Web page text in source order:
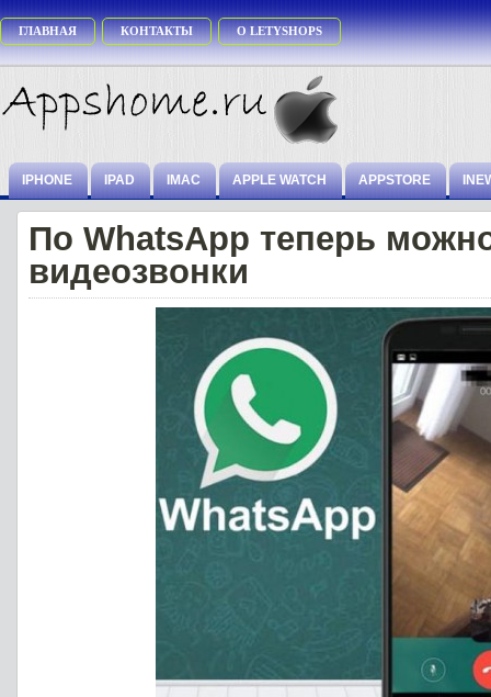
ГЛАВНАЯ КОНТАКТЫ О LETYSHOPS
IPHONE IPAD IMAC APPLE WATCH APPSTORE
По WhatsApp теперь
видеозвонки